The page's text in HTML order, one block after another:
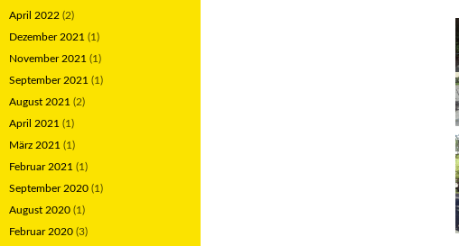
April 2022 (2)
Dezember 2021 (1)
November 2021 (1)
September 2021 (1)
August 2021 (2)
April 2021 (1)
März 2021 (1)
Februar 2021 (1)
September 2020 (1)
August 2020 (1)
Februar 2020 (3)